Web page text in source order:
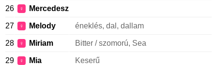
26 ♀ Mercedesz
27 ♀ Melody éneklés, dal, dallam
28 ♀ Miriam Bitter / szomorú, Sea
29 ♀ Mia Keserű